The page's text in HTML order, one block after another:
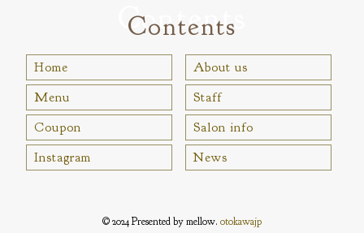
Contents
Contents
Home
About us
Menu
Staff
Coupon
Salon info
Instagram
News
© 2024 Presented by mellow. otokawajp